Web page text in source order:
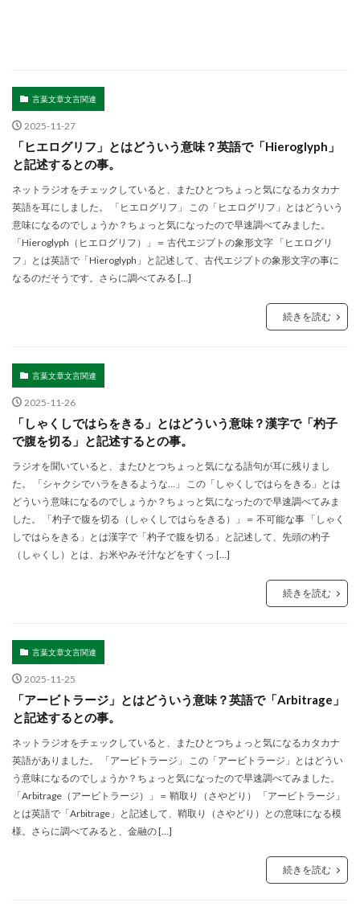
言葉文章文言関連
2025-11-27
「ヒエログリフ」とはどういう意味？英語で「Hieroglyph」
と記述するとの事。
ネットラジオをチェックしていると、またひとつちょっと気になるカタカナ
英語を耳にしました。 「ヒエログリフ」 この「ヒエログリフ」とはどういう
意味になるのでしょうか？ちょっと気になったので早速調べてみました。
「Hieroglyph（ヒエログリフ）」＝ 古代エジプトの象形文字 「ヒエログリ
フ」とは英語で「Hieroglyph」と記述して、古代エジプトの象形文字の事に
なるのだそうです。さらに調べてみる […]
続きを読む
言葉文章文言関連
2025-11-26
「しゃくしではらをきる」とはどういう意味？漢字で「杓子
で腹を切る」と記述するとの事。
ラジオを聞いていると、またひとつちょっと気になる語句が耳に残りまし
た。 「シャクシでハラをきるような…」 この「しゃくしではらをきる」とは
どういう意味になるのでしょうか？ちょっと気になったので早速調べてみま
した。 「杓子で腹を切る（しゃくしではらをきる）」＝ 不可能な事 「しゃく
しではらをきる」とは漢字で「杓子で腹を切る」と記述して、先頭の杓子
（しゃくし）とは、お米やみそ汁などをすくっ […]
続きを読む
言葉文章文言関連
2025-11-25
「アービトラージ」とはどういう意味？英語で「Arbitrage」
と記述するとの事。
ネットラジオをチェックしていると、またひとつちょっと気になるカタカナ
英語がありました。 「アービトラージ」 この「アービトラージ」とはどうい
う意味になるのでしょうか？ちょっと気になったので早速調べてみました。
「Arbitrage（アービトラージ）」＝ 鞘取り（さやどり） 「アービトラージ」
とは英語で「Arbitrage」と記述して、鞘取り（さやどり）との意味になる模
様。さらに調べてみると、金融の […]
続きを読む